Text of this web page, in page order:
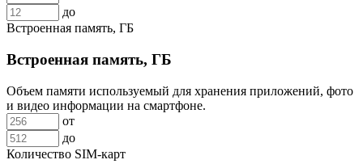
до
Встроенная память, ГБ
Встроенная память, ГБ
Объем памяти используемый для хранения приложений, фото
и видео информации на смартфоне.
от
до
Количество SIM-карт